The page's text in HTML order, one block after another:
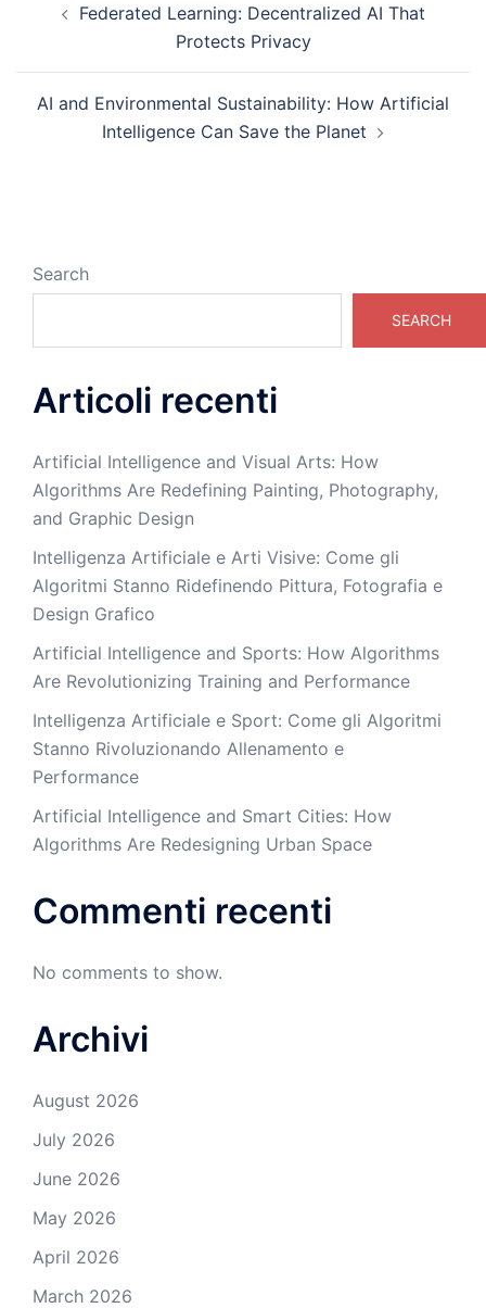
navigation
Federated Learning: Decentralized AI That
Protects Privacy
AI and Environmental Sustainability: How Artificial
Intelligence Can Save the Planet
Search
SEARCH
Articoli recenti
Artificial Intelligence and Visual Arts: How
Algorithms Are Redefining Painting, Photography,
and Graphic Design
Intelligenza Artificiale e Arti Visive: Come gli
Algoritmi Stanno Ridefinendo Pittura, Fotografia e
Design Grafico
Artificial Intelligence and Sports: How Algorithms
Are Revolutionizing Training and Performance
Intelligenza Artificiale e Sport: Come gli Algoritmi
Stanno Rivoluzionando Allenamento e
Performance
Artificial Intelligence and Smart Cities: How
Algorithms Are Redesigning Urban Space
Commenti recenti
No comments to show.
Archivi
August 2026
July 2026
June 2026
May 2026
April 2026
March 2026